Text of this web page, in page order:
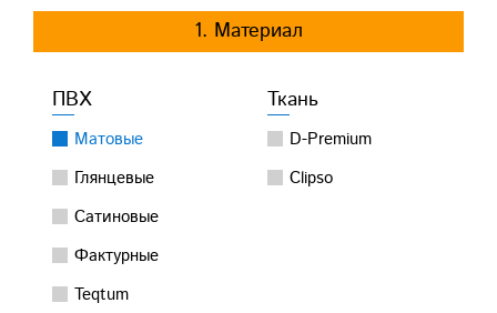
1. Материал
ПВХ
Матовые
Глянцевые
Сатиновые
Фактурные
Teqtum
Ткань
D-Premium
Clipso